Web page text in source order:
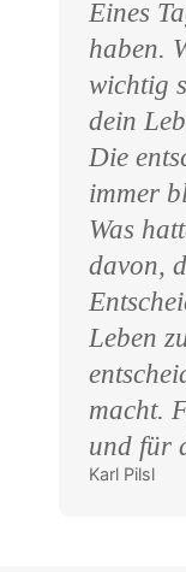
Eines
haben.
wichtig
dein
Die
immer
Was
davon,
Leben
macht.
und für
Karl Pilsl